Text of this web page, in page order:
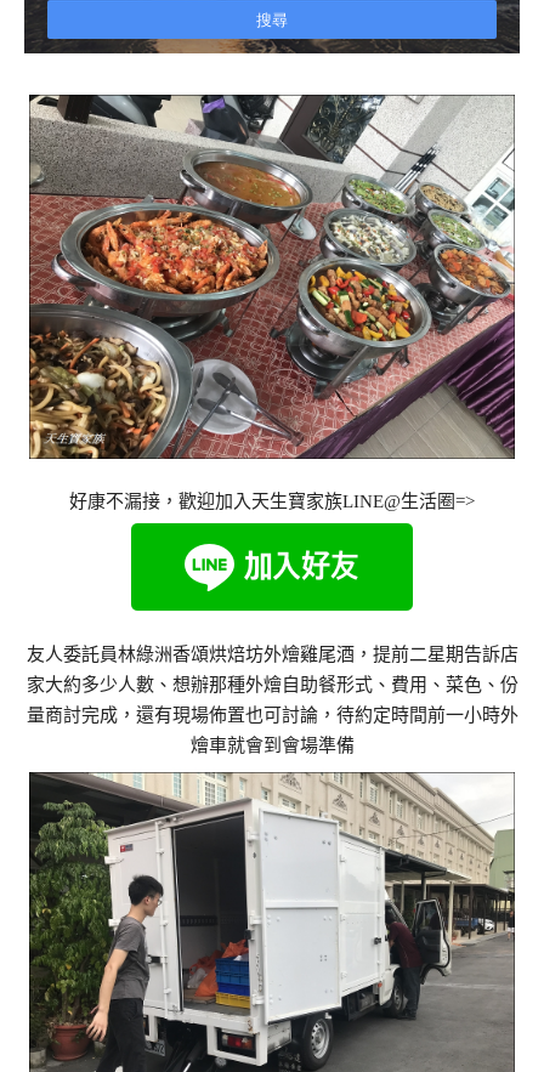
好康不漏接，歡迎加入天生寶家族LINE@生活圈=>
友人委託員林綠洲香頌烘焙坊外燴雞尾酒，提前二星期告訴店
家大約多少人數、想辦那種外燴自助餐形式、費用、菜色、份
量商討完成，還有現場佈置也可討論，待約定時間前一小時外
燴車就會到會場準備